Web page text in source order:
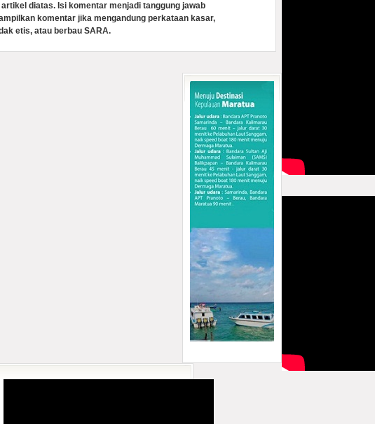
diatas. Isi komentar menjadi tanggung jawab
komentar jika mengandung perkataan kasar,
etis, atau berbau SARA.